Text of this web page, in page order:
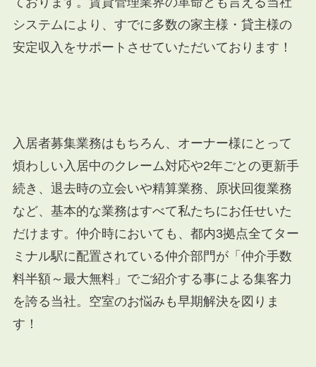
システムにより、すでに多数の家主様・貸主様の
安定収入をサポートさせていただいております！
入居者募集業務はもちろん、オーナー様にとって
煩わしい入居中のクレーム対応や2年ごとの更新手
続き、退去時の立会いや精算業務、原状回復業務
など、基本的な業務はすべて私たちにお任せいた
だけます。仲介時においても、都内3拠点全てター
ミナル駅に配置されている仲介部門が「仲介手数
料半額～最大無料」でご紹介する事による集客力
を誇る当社。空室のお悩みも早期解決を図りま
す！